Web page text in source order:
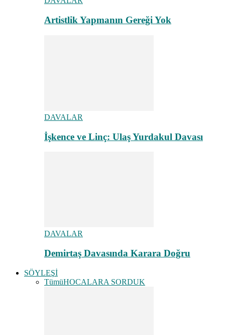
Artistlik Yapmanın Gereği Yok
DAVALAR
İşkence ve Linç: Ulaş Yurdakul Davası
DAVALAR
Demirtaş Davasında Karara Doğru
SÖYLEŞİ
TümüHOCALARA SORDUK